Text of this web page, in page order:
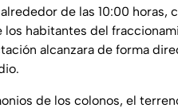
de las 10:00 horas,
los habitantes del
alcanzara de forma
de los colonos, el